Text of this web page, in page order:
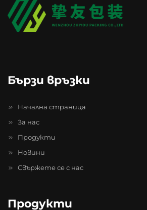
Бързи връзки
Начална страница
За нас
Продукти
Новини
Свържете се с нас
Продукти